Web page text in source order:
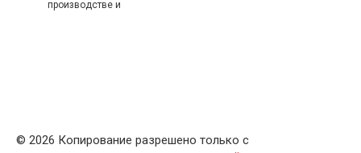
производстве и
© 2026 Копирование разрешено только с